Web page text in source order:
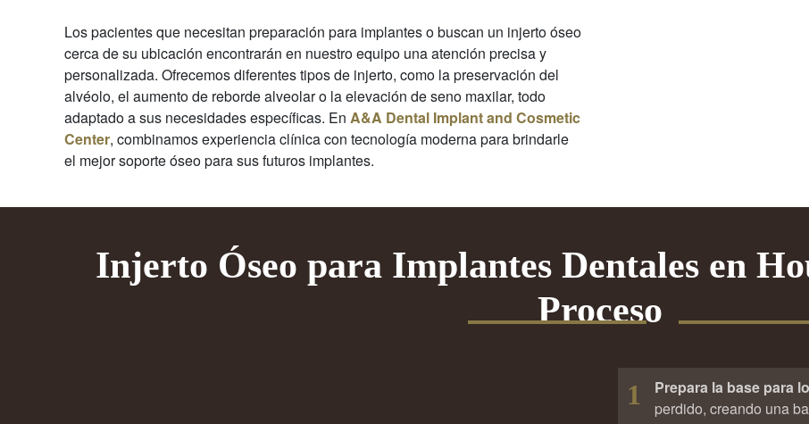
Los pacientes que necesitan preparación para implantes o buscan un injerto óseo
cerca de su ubicación encontrarán en nuestro equipo una atención precisa y
personalizada. Ofrecemos diferentes tipos de injerto, como la preservación del
alvéolo, el aumento de reborde alveolar o la elevación de seno maxilar, todo
adaptado a sus necesidades específicas. En A&A Dental Implant and Cosmetic
Center, combinamos experiencia clínica con tecnología moderna para brindarle
el mejor soporte óseo para sus futuros implantes.
Injerto Óseo para Implantes Dentales en
Proceso
1 Prepara la base para
perdido, creando una